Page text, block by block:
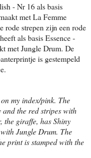
- Nr 16 als basis
met La Femme
rode strepen zijn een rode
als basis Essence -
met Jungle Drum. De
is gestempeld
my index/pink. The
the red stripes with
the giraffe, has Shiny
Jungle Drum. The
print is stamped with the